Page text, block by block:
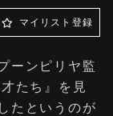
マイリスト登録
ーンピリヤ監
たち』を見
たというのが